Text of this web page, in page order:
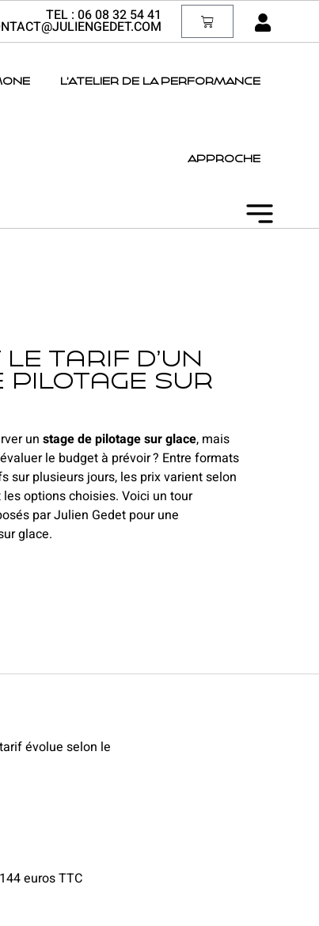
TEL : 06 08 32 54 41
L’ATELIER DE LA PERFORMANCE
APPROCHE
le tarif d’un
pilotage sur
un stage de pilotage sur glace, mais
le budget à prévoir ? Entre formats
sur plusieurs jours, les prix varient selon
options choisies. Voici un tour
par Julien Gedet pour une
glace.
évolue selon le
euros TTC